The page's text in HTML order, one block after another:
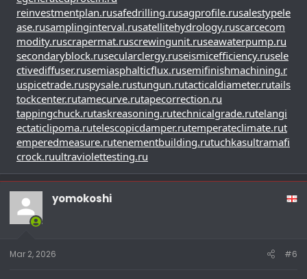
reinvestmentplan.rusafedrilling.rusagprofile.rusalestypele
ase.rusamplinginterval.rusatellitehydrology.ruscarcecom
modity.ruscrapermat.ruscrewingunit.ruseawaterpump.ru
secondaryblock.rusecularclergy.ruseismicefficiency.rusele
ctivediffuser.rusemiasphalticflux.rusemifinishmachining.r
uspicetrade.ruspysale.rustungun.rutacticaldiameter.rutails
tockcenter.rutamecurve.rutapecorrection.ru
tappingchuck.rutaskreasoning.rutechnicalgrade.rutelangi
ectaticlipoma.rutelescopicdamper.rutemperateclimate.rut
emperedmeasure.rutenementbuilding.rutuchkasultramafi
crock.ruultraviolettesting.ru
yomokoshi
Mar 2, 2026 #6